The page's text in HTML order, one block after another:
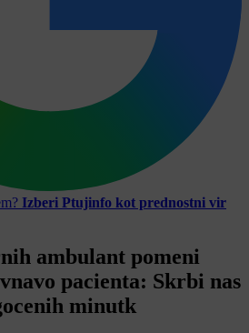
Izberi Ptujinfo kot prednostni vir
ambulant pomeni
pacienta: Skrbi nas
minutk